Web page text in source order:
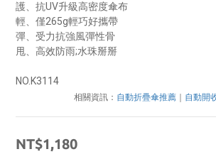
護、抗UV升級高密度傘布
輕、僅265g輕巧好攜帶
彈、受力抗強風彈性骨
甩、高效防雨;水珠掰掰
NO.K3114
相關資訊： 自動折疊傘推薦 自動開
NT$1,180